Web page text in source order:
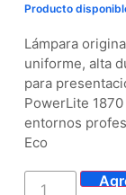
Producto
Lámpara
uniforme, alta
para
PowerLite
entornos
Eco